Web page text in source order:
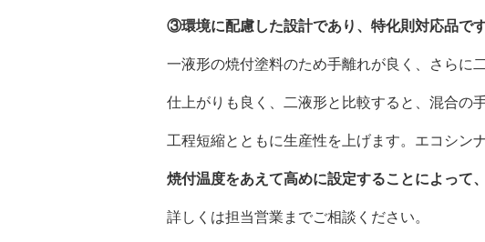
③環境に配慮した設計であり、特化則対応品です
一液形の焼付塗料のため手離れが良く、さらに
仕上がりも良く、二液形と比較すると、混合の
工程短縮とともに生産性を上げます。エコシン
焼付温度をあえて高めに設定することによって
詳しくは担当営業までご相談ください。